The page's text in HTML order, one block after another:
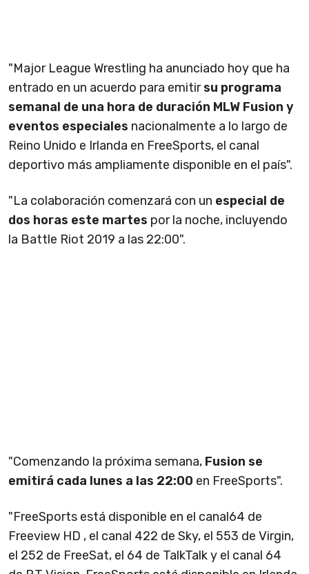
"Major League Wrestling ha anunciado hoy que ha
entrado en un acuerdo para emitirsu programa
semanal de una hora de duración MLW Fusion y
eventos especiales nacionalmente a lo largo de
Reino Unido e Irlanda en FreeSports, el canal
deportivo más ampliamente disponible en el país".
"La colaboración comenzará con un especial de
dos horas este martes por la noche, incluyendo
la Battle Riot 2019 a las 22:00".
"Comenzando la próxima semana, Fusion se
emitirá cada lunes a las 22:00 en FreeSports".
"FreeSports está disponible en el canal64 de
Freeview HD , el canal 422 de Sky, el 553 de Virgin,
el 252 de FreeSat, el 64 de TalkTalk y el canal 64